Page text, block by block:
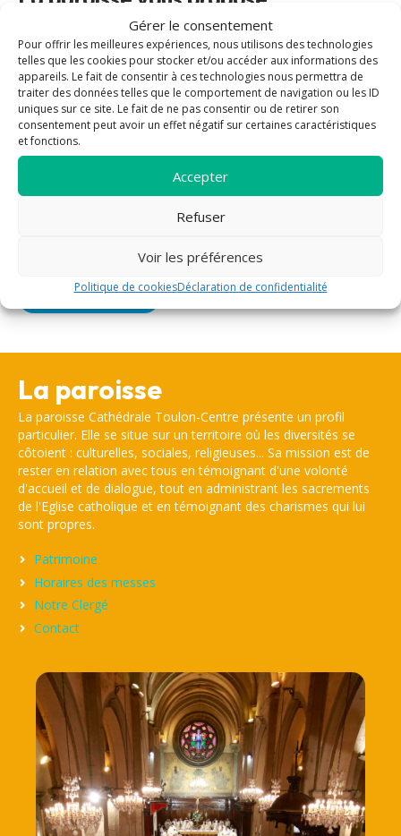
Gérer le consentement
Pour offrir les meilleures expériences, nous utilisons des technologies
telles que les cookies pour stocker et/ou accéder aux informations des
appareils. Le fait de consentir à ces technologies nous permettra de
traiter des données telles que le comportement de navigation ou les ID
uniques sur ce site. Le fait de ne pas consentir ou de retirer son
consentement peut avoir un effet négatif sur certaines caractéristiques
et fonctions.
Accepter
Refuser
Voir les préférences
Politique de cookiesDéclaration de confidentialité
Bénévolat
Enfants / Jeunes
Evangélisation
Formation
Liturgie
Messe
Sacrements
Pastorale des
funérailles
Mariage
Sacrement des
malades
réconciliation
Plus de propositions
La paroisse
La paroisse Cathédrale Toulon-Centre présente un profil
particulier. Elle se situe sur un territoire où les diversités se
côtoient : culturelles, sociales, religieuses... Sa mission est de
rester en relation avec tous en témoignant d'une volonté
d'accueil et de dialogue, tout en administrant les sacrements
de l'Eglise catholique et en témoignant des charismes qui lui
sont propres.
Patrimoine
Horaires des messes
Notre Clergé
Contact